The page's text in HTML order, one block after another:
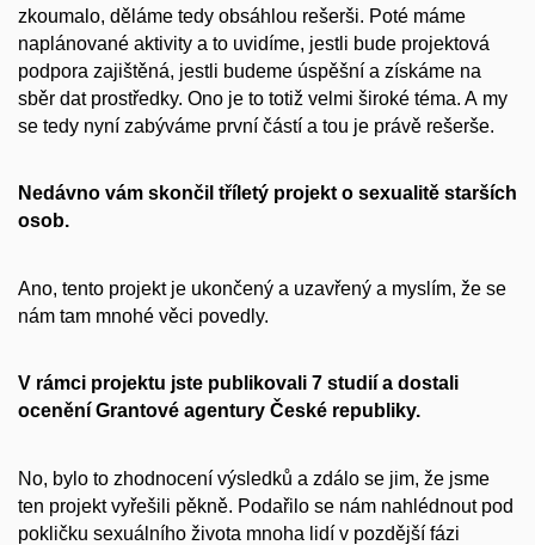
zkoumalo, děláme tedy obsáhlou rešerši. Poté máme
naplánované aktivity a to uvidíme, jestli bude projektová
podpora zajištěná, jestli budeme úspěšní a získáme na
sběr dat prostředky. Ono je to totiž velmi široké téma. A my
se tedy nyní zabýváme první částí a tou je právě rešerše.
Nedávno vám skončil tříletý projekt o sexualitě starších
osob.
Ano, tento projekt je ukončený a uzavřený a myslím, že se
nám tam mnohé věci povedly.
V rámci projektu jste publikovali 7 studií a dostali
ocenění Grantové agentury České republiky.
No, bylo to zhodnocení výsledků a zdálo se jim, že jsme
ten projekt vyřešili pěkně. Podařilo se nám nahlédnout pod
pokličku sexuálního života mnoha lidí v pozdější fázi